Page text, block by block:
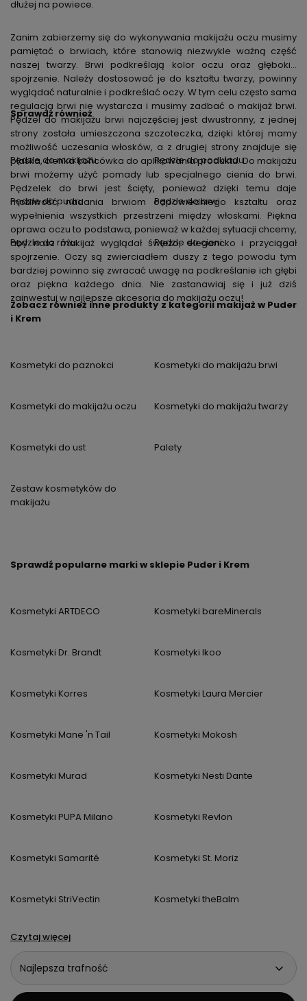
dłużej na powiece.
Zanim zabierzemy się do wykonywania makijażu oczu musimy
pamiętać o brwiach, które stanowią niezwykle ważną część
naszej twarzy. Brwi podkreślają kolor oczu oraz głębokie
spojrzenie. Należy dostosować je do kształtu twarzy, powinny
wyglądać naturalnie i podkreślać oczy. W tym celu często sama
regulacja brwi nie wystarcza i musimy zadbać o makijaż brwi.
Pędzel do makijażu brwi najczęściej jest dwustronny, z jednej
strony została umieszczona szczoteczka, dzięki której mamy
możliwość uczesania włosków, a z drugiej strony znajduje się
płaska, cienka końcówka do aplikowania produktu. Do makijażu
brwi możemy użyć pomady lub specjalnego cienia do brwi.
Pędzelek do brwi jest ścięty, ponieważ dzięki temu daje
możliwość nadania brwiom odpowiedniego kształtu oraz
wypełnienia wszystkich przestrzeni między włoskami. Piękna
oprawa oczu to podstawa, ponieważ w każdej sytuacji chcemy,
aby nasz makijaż wyglądał świeżo, elegancko i przyciągał
spojrzenie. Oczy są zwierciadłem duszy z tego powodu tym
bardziej powinno się zwracać uwagę na podkreślanie ich głębi
oraz piękna każdego dnia. Nie zastanawiaj się i już dziś
zainwestuj w najlepsze akcesoria do makijażu oczu!
Sprawdź również
Pędzle do makijażu Pędzle do podkładu
Pędzle do pudru Pędzle do brwi
Pędzle do różu Pędzle do cieni
Zobacz również inne produkty z kategorii makijaż w Puder
i Krem
Kosmetyki do paznokci Kosmetyki do makijażu brwi
Kosmetyki do makijażu oczu Kosmetyki do makijażu twarzy
Kosmetyki do ust Palety
Zestaw kosmetyków do
makijażu
Sprawdź popularne marki w sklepie Puder i Krem
Kosmetyki ARTDECO Kosmetyki bareMinerals
Kosmetyki Dr. Brandt Kosmetyki Ikoo
Kosmetyki Korres Kosmetyki Laura Mercier
Kosmetyki Mane 'n Tail Kosmetyki Mokosh
Kosmetyki Murad Kosmetyki Nesti Dante
Kosmetyki PUPA Milano Kosmetyki Revlon
Kosmetyki Samarité Kosmetyki St. Moriz
Kosmetyki StriVectin Kosmetyki theBalm
Czytaj więcej
Najlepsza trafność